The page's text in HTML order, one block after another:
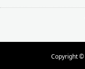
Copyright ©